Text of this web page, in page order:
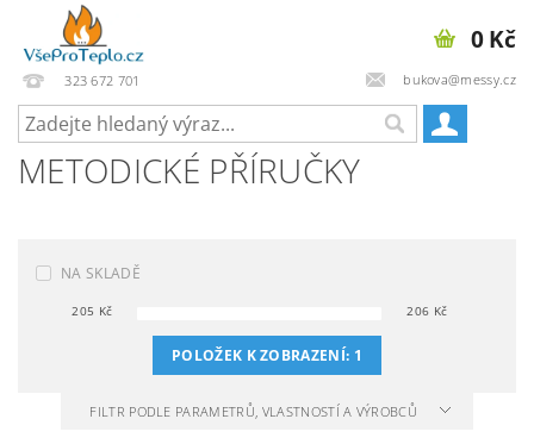
323 672 701 bukova@messy.cz
0 Kč
METODICKÉ PŘÍRUČKY
NA SKLADĚ
205 Kč 206 Kč
POLOŽEK K ZOBRAZENÍ: 1
FILTR PODLE PARAMETRŮ, VLASTNOSTÍ A VÝROBCŮ